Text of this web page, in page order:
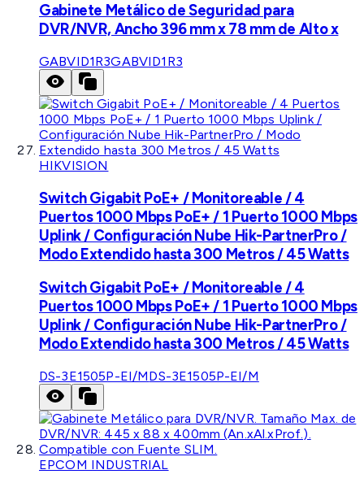
Gabinete Metálico de Seguridad para
DVR/NVR, Ancho 396 mm x 78 mm de Alto x
GABVID1R3GABVID1R3
HIKVISION
Switch Gigabit PoE+ / Monitoreable / 4
Puertos 1000 Mbps PoE+ / 1 Puerto 1000 Mbps
Uplink / Configuración Nube Hik-PartnerPro /
Modo Extendido hasta 300 Metros / 45 Watts
Switch Gigabit PoE+ / Monitoreable / 4
Puertos 1000 Mbps PoE+ / 1 Puerto 1000 Mbps
Uplink / Configuración Nube Hik-PartnerPro /
Modo Extendido hasta 300 Metros / 45 Watts
DS-3E1505P-EI/MDS-3E1505P-EI/M
EPCOM INDUSTRIAL